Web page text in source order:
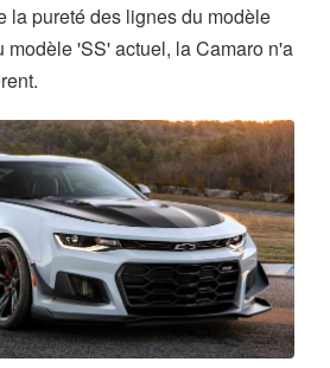
la pureté des lignes du modèle
modèle 'SS' actuel, la Camaro n'a